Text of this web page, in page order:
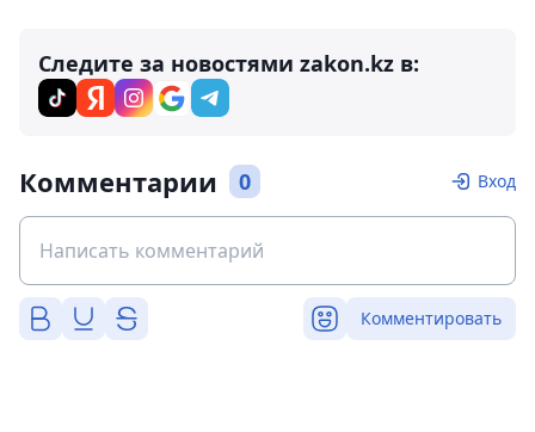
Следите за новостями zakon.kz в:
Комментарии 0 Вход
Комментировать